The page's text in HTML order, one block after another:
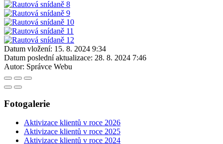
Datum vložení: 15. 8. 2024 9:34
Datum poslední aktualizace: 28. 8. 2024 7:46
Autor: Správce Webu
Fotogalerie
Aktivizace klientů v roce 2026
Aktivizace klientů v roce 2025
Aktivizace klientů v roce 2024